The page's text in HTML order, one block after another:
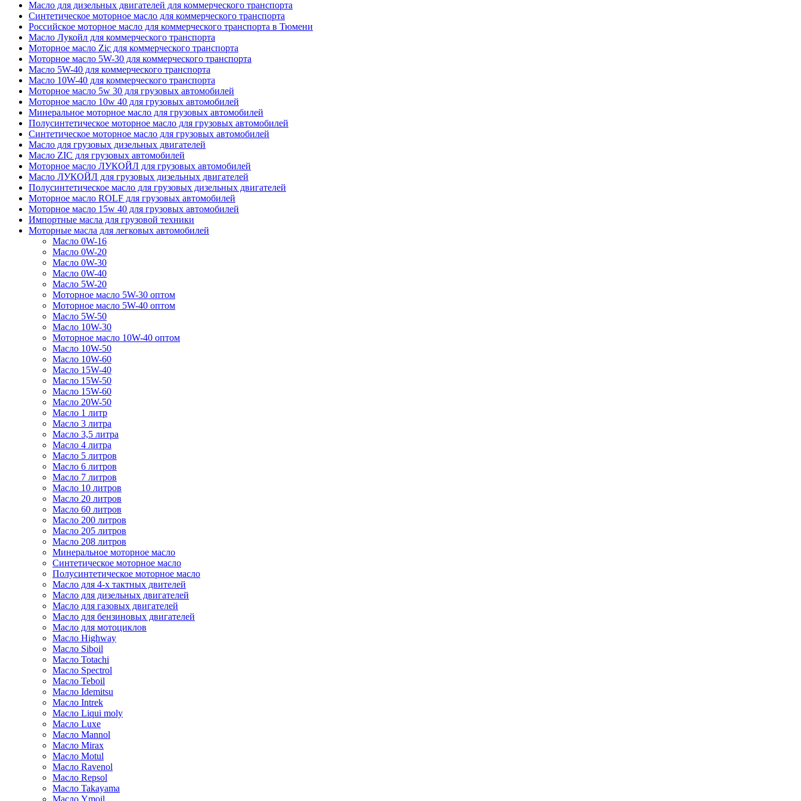
Масло для дизельных двигателей для коммерческого транспорта
Синтетическое моторное масло для коммерческого транспорта
Российское моторное масло для коммерческого транспорта в Тюмени
Масло Лукойл для коммерческого транспорта
Моторное масло Zic для коммерческого транспорта
Моторное масло 5W-30 для коммерческого транспорта
Масло 5W-40 для коммерческого транспорта
Масло 10W-40 для коммерческого транспорта
Моторное масло 5w 30 для грузовых автомобилей
Моторное масло 10w 40 для грузовых автомобилей
Минеральное моторное масло для грузовых автомобилей
Полусинтетическое моторное масло для грузовых автомобилей
Синтетическое моторное масло для грузовых автомобилей
Масло для грузовых дизельных двигателей
Масло ZIC для грузовых автомобилей
Моторное масло ЛУКОЙЛ для грузовых автомобилей
Масло ЛУКОЙЛ для грузовых дизельных двигателей
Полусинтетическое масло для грузовых дизельных двигателей
Моторное масло ROLF для грузовых автомобилей
Моторное масло 15w 40 для грузовых автомобилей
Импортные масла для грузовой техники
Моторные масла для легковых автомобилей
Масло 0W-16
Масло 0W-20
Масло 0W-30
Масло 0W-40
Масло 5W-20
Моторное масло 5W-30 оптом
Моторное масло 5W-40 оптом
Масло 5W-50
Масло 10W-30
Моторное масло 10W-40 оптом
Масло 10W-50
Масло 10W-60
Масло 15W-40
Масло 15W-50
Масло 15W-60
Масло 20W-50
Масло 1 литр
Масло 3 литра
Масло 3,5 литра
Масло 4 литра
Масло 5 литров
Масло 6 литров
Масло 7 литров
Масло 10 литров
Масло 20 литров
Масло 60 литров
Масло 200 литров
Масло 205 литров
Масло 208 литров
Минеральное моторное масло
Синтетическое моторное масло
Полусинтетическое моторное масло
Масло для 4-х тактных двителей
Масло для дизельных двигателей
Масло для газовых двигателей
Масло для бензиновых двигателей
Масло для мотоциклов
Масло Highway
Масло Siboil
Масло Totachi
Масло Spectrol
Масло Teboil
Масло Idemitsu
Масло Intrek
Масло Liqui moly
Масло Luxe
Масло Mannol
Масло Mirax
Масло Motul
Масло Ravenol
Масло Repsol
Масло Takayama